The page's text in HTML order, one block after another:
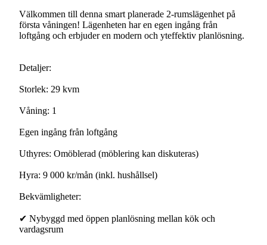
Välkommen till denna smart planerade 2-rumslägenhet på
första våningen! Lägenheten har en egen ingång från
loftgång och erbjuder en modern och yteffektiv planlösning.
Detaljer:
Storlek: 29 kvm
Våning: 1
Egen ingång från loftgång
Uthyres: Omöblerad (möblering kan diskuteras)
Hyra: 9 000 kr/mån (inkl. hushållsel)
Bekvämligheter:
✔ Nybyggd med öppen planlösning mellan kök och
vardagsrum